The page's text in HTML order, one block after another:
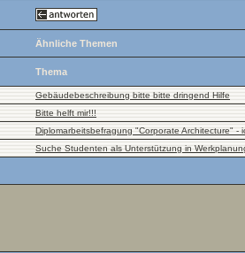
Ähnliche Themen
Thema
Gebäudebeschreibung bitte bitte dringend Hilfe
Bitte helft mir!!!
Diplomarbeitsbefragung "Corporate Architecture" -
Suche Studenten als Unterstützung in